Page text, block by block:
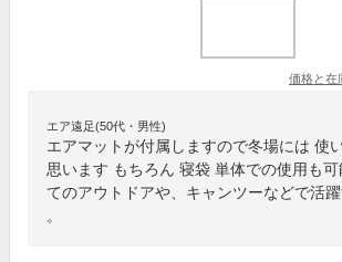
価格と在
エア遠足(50代・男性)
エアマットが付属しますので冬場には 使
思います もちろん 寝袋 単体での使用も
てのアウトドアや、キャンツーなどで活
。